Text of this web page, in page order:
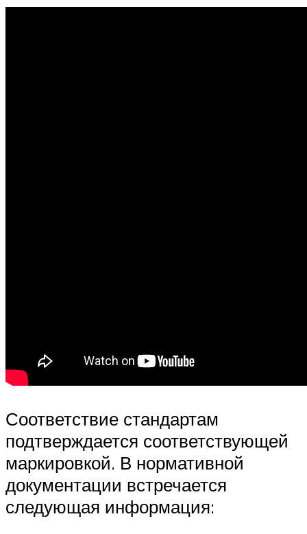
Соответствие стандартам
подтверждается соответствующей
маркировкой. В нормативной
документации встречается
следующая информация: